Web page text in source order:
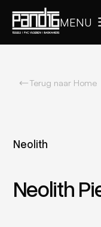
MENU
Terug naar Home
Neolith
Neolith